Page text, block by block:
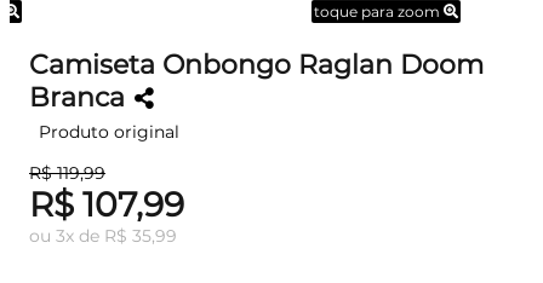
toque para zoom
Camiseta Onbongo Raglan Doom
Branca
Produto original
R$ 119,99
R$ 107,99
ou 3x de R$ 35,99